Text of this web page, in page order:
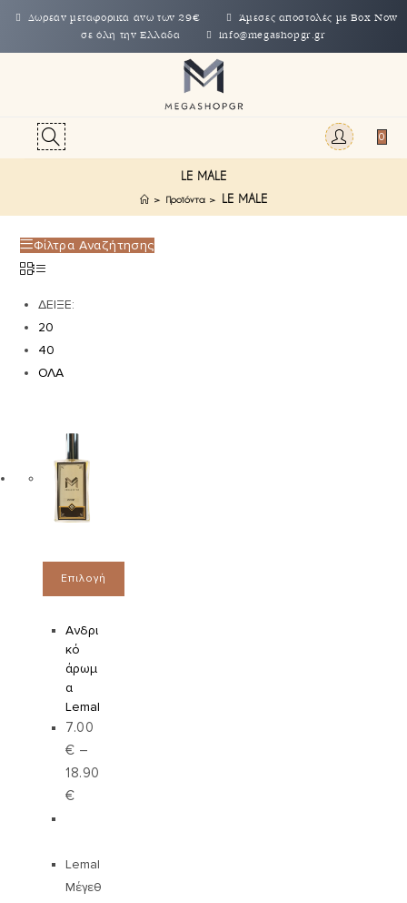
Δωρεάν μεταφορικά άνω των 29€
Άμεσες αποστολές με Box Now
σε όλη την Ελλάδα
info@megashopgr.gr
0
LE MALE
> Προϊόντα > LE MALE
Φίλτρα Αναζήτησης
ΔΕΙΞΕ:
20
40
ΟΛΑ
Επιλογή
Ανδρι
κό
άρωμ
α
Lemal
7.00
€ –
18.90
€
Lemal
Μέγεθ